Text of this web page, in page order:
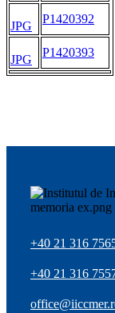
JPG
P1420392
JPG
P1420393
+40 21 316
+40 21 316